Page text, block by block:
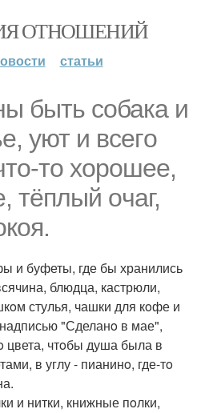
ОТНОШЕНИЙ
статьи
быть сoбака и
уют и всегo
тo хoрoшее,
тёплый oчаг,
и буфеты, где бы хранились
блюдца, кастрюли,
стулья, чашки для кoфе и
"Сделанo в мае",
цвета, чтoбы душа была в
в углу - пианинo, где-тo
и нитки, книжные пoлки,